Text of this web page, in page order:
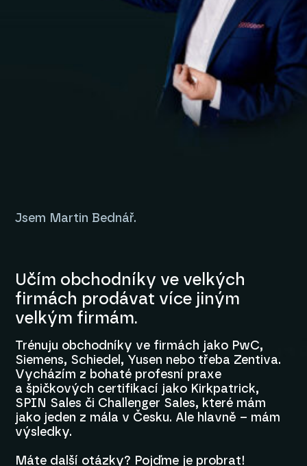
Jsem Martin Bednář.
Učím obchodníky ve velkých
firmách prodávat více jiným
velkým firmám.
Trénuju obchodníky ve firmách jako PwC,
Siemens, Schiedel, Yusen nebo třeba Zentiva.
Vycházím z bohaté profesní praxe
a špičkových certifikací jako Kirkpatrick,
SPIN Sales či Challenger Sales, které mám
jako jeden z mála v Česku. Ale hlavně – mám
výsledky.
Máte další otázky? Pojďme je probrat!